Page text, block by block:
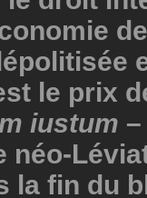
le prix
iustum
néo-
la fin du